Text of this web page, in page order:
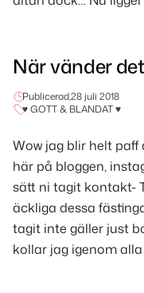
När vänder
Publicerad,28 juli 2018
♥ GOTT & BLANDAT ♥
Wow jag blir helt
här på bloggen,
sätt ni tagit kontakt-
äckliga dessa
tagit inte gäller just
kollar jag igenom